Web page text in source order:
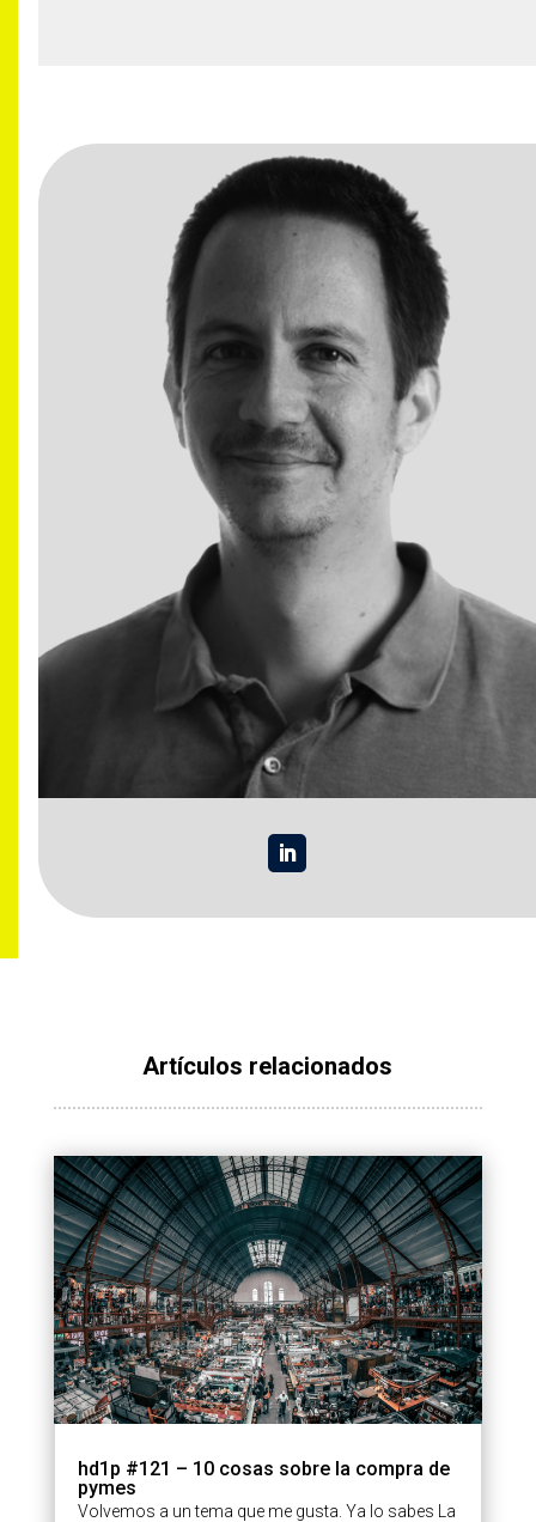
Artículos relacionados
hd1p #121 – 10 cosas sobre la compra de
pymes
Volvemos a un tema que me gusta. Ya lo sabes La